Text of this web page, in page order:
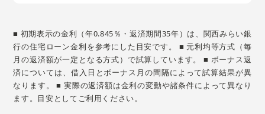
■ 初期表示の金利（年0.845％・返済期間35年）は、関西みらい銀
行の住宅ローン金利を参考にした目安です。 ■ 元利均等方式（毎
月の返済額が一定となる方式）で試算しています。 ■ ボーナス返
済については、借入日とボーナス月の間隔によって試算結果が異
なります。 ■ 実際の返済額は金利の変動や諸条件によって異なり
ます。目安としてご利用ください。